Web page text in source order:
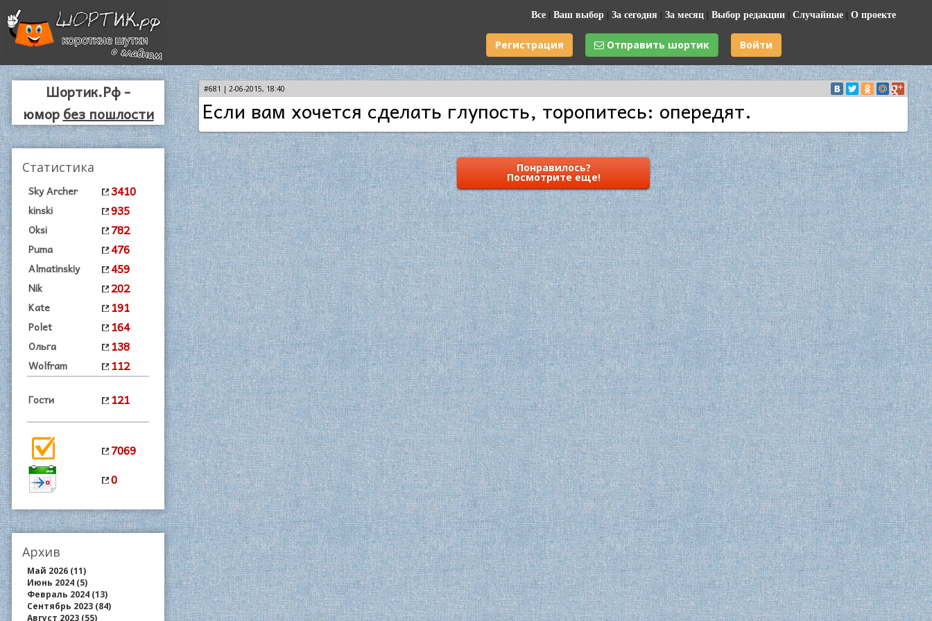
Все | Ваш выбор | За сегодня | За месяц | Выбор редакции | Случайные | О проекте
Регистрация Отправить шортик Войти
Шортик.Рф -
юморбез пошлости
Статистика
Sky Archer 3410
kinski 935
Oksi 782
Puma 476
Almatinskiy 459
Nik 202
Kate 191
Polet 164
Ольга 138
Wolfram 112
Гости 121
7069
0
Архив
Май 2026 (11)
Июнь 2024 (5)
Февраль 2024 (13)
Сентябрь 2023 (84)
Август 2023 (55)
#681 | 2-06-2015, 18:40
Если вам хочется сделать глупость, торопитесь: опередят.
Понравилось?
Посмотрите еще!